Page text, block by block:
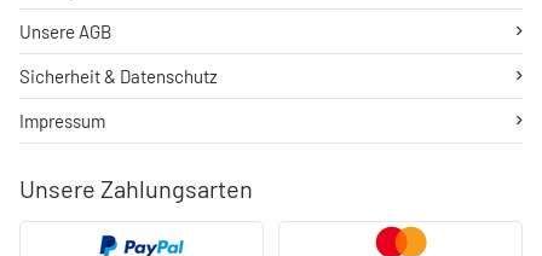
Unsere Zahlungsarten
Unsere AGB
Sicherheit & Datenschutz
Impressum